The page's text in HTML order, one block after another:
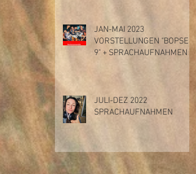
JAN-MAI 2023
VORSTELLUNGEN "BOPSER
9" + SPRACHAUFNAHMEN
JULI-DEZ 2022
SPRACHAUFNAHMEN